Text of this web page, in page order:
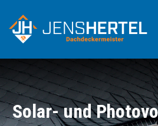
content
Solar- und